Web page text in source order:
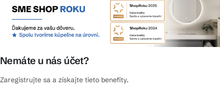
Nemáte u nás účet?
Zaregistrujte sa a získajte tieto benefity.